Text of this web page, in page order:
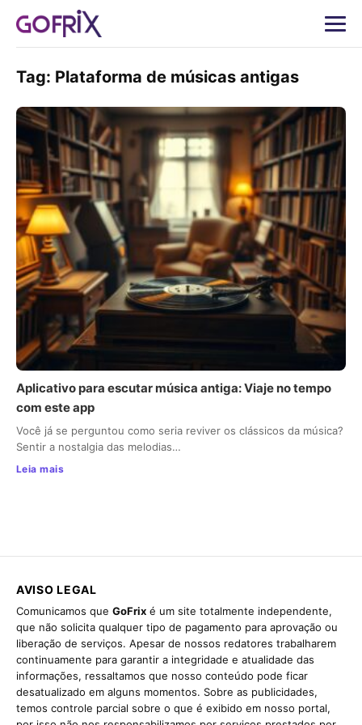
Tag: Plataforma de músicas antigas
Aplicativo para escutar música antiga: Viaje no tempo
com este app
Você já se perguntou como seria reviver os clássicos da música?
Sentir a nostalgia das melodias…
Leia mais
AVISO LEGAL
Comunicamos que GoFrix é um site totalmente independente,
que não solicita qualquer tipo de pagamento para aprovação ou
liberação de serviços. Apesar de nossos redatores trabalharem
continuamente para garantir a integridade e atualidade das
informações, ressaltamos que nosso conteúdo pode ficar
desatualizado em alguns momentos. Sobre as publicidades,
temos controle parcial sobre o que é exibido em nosso portal,